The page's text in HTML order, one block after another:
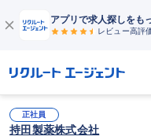
アプリで求人探しをも
レビュー高評
正社員
持田製薬株式会社